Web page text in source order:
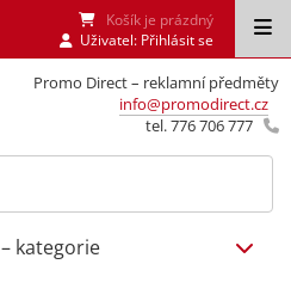
Promo Direct – reklamní předměty
info@promodirect.cz
tel. 776 706 777
Košík je prázdný
Uživatel: Přihlásit se
– kategorie